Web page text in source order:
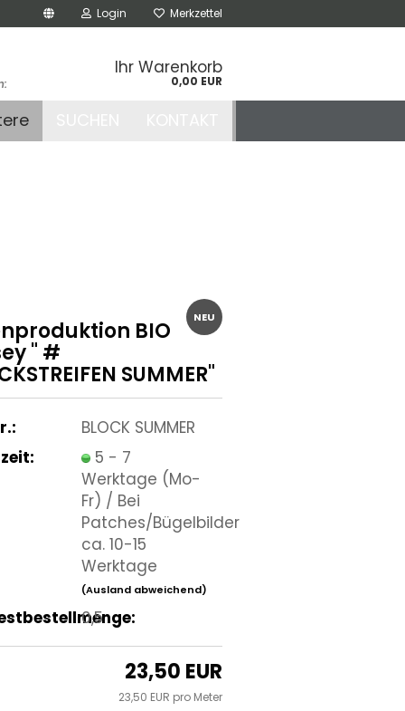
Login Merkzettel
Ihr Warenkorb
0,00 EUR
NEU
BIO
" #
SUMMER"
BLOCK SUMMER
5 - 7
Werktage (Mo-
Fr) / Bei
Patches/Bügelbilder
ca. 10-15
Werktage
(Ausland abweichend)
0,5
23,50 EUR
23,50 EUR pro Meter